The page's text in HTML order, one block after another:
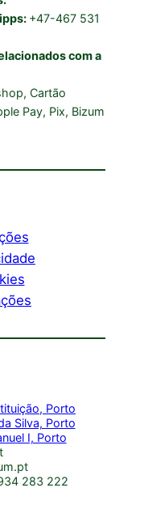
+47-467 531
com a
Cartão
Pay, Pix, Bizum
Porto
Silva, Porto
I, Porto
283 222